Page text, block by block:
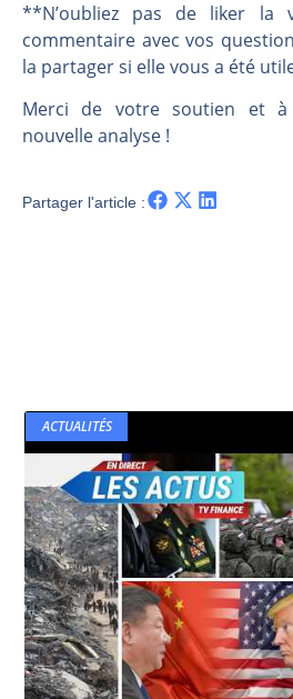
**N’oubliez pas de liker la
commentaire avec vos
la partager si elle vous a été
Merci de votre soutien et
nouvelle analyse !
Partager l'article :
ACTUALITÉS